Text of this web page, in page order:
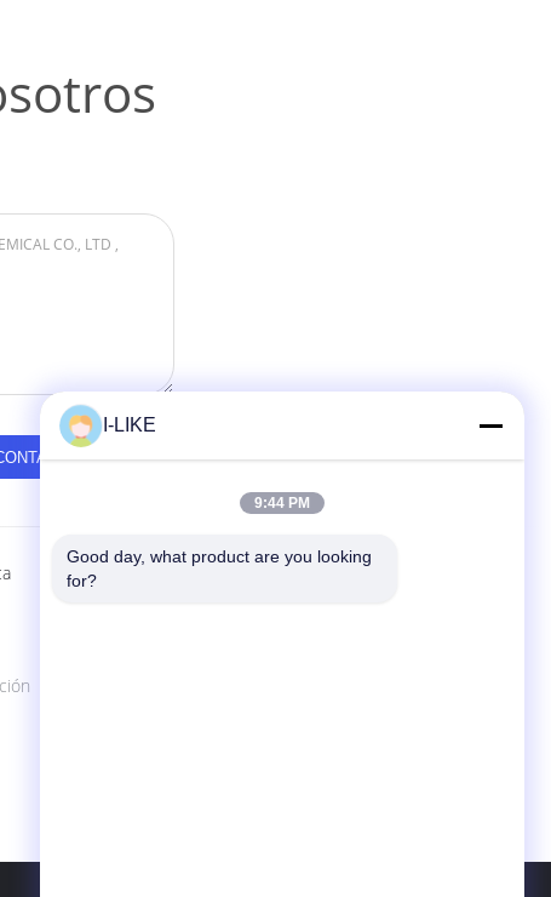
Contactar Ahora
I-LIKE
9:44 PM
Good day, what product are you looking
for?